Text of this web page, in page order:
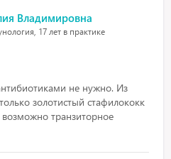
Владимировна
17 лет в практике
не нужно. Из
золотистый стафилококк
возможно транзиторное